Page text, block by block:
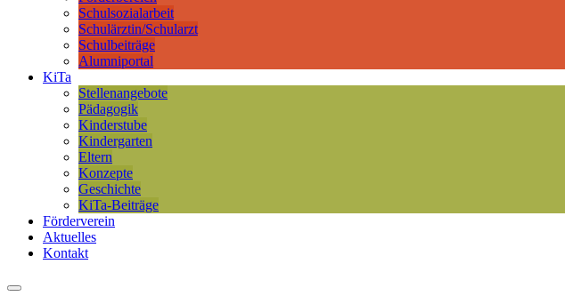
Schulsozialarbeit
Schulärztin/Schularzt
Schulbeiträge
Alumniportal
KiTa
Stellenangebote
Pädagogik
Kinderstube
Kindergarten
Eltern
Konzepte
Geschichte
KiTa-Beiträge
Förderverein
Aktuelles
Kontakt